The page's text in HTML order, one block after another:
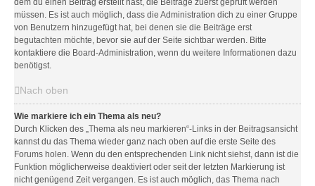
dem du einen Beitrag erstellt hast, die Beiträge zuerst geprüft werden
müssen. Es ist auch möglich, dass die Administration dich zu einer Gruppe
von Benutzern hinzugefügt hat, bei denen sie die Beiträge erst
begutachten möchte, bevor sie auf der Seite sichtbar werden. Bitte
kontaktiere die Board-Administration, wenn du weitere Informationen dazu
benötigst.
Nach oben
Wie markiere ich ein Thema als neu?
Durch Klicken des „Thema als neu markieren“-Links in der Beitragsansicht
kannst du das Thema wieder ganz nach oben auf die erste Seite des
Forums holen. Wenn du den entsprechenden Link nicht siehst, dann ist die
Funktion möglicherweise deaktiviert oder seit der letzten Markierung ist
nicht genügend Zeit vergangen. Es ist auch möglich, das Thema nach